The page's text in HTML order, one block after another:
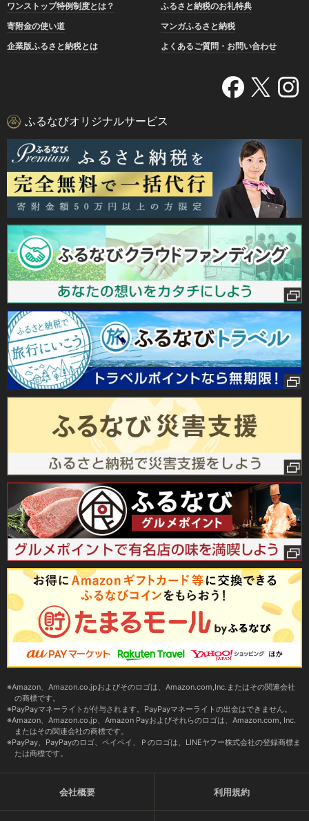
ワンストップ特例制度とは？
ふるさと納税のお礼特典
寄附金の使い道
マンガふるさと納税
企業版ふるさと納税とは
よくあるご質問・お問い合わせ
ふるなびオリジナルサービス
Amazon、Amazon.co.jpおよびそのロゴは、Amazon.com,Inc.またはその関連会社
の商標です。
PayPayマネーライトが付与されます。PayPayマネーライトの出金はできません。
Amazon、Amazon.co.jp、Amazon Payおよびそれらのロゴは、Amazon.com, Inc.
またはその関連会社の商標です。
PayPay、PayPayのロゴ、ペイペイ、Ｐのロゴは、LINEヤフー株式会社の登録商標ま
たは商標です。
会社概要 利用規約